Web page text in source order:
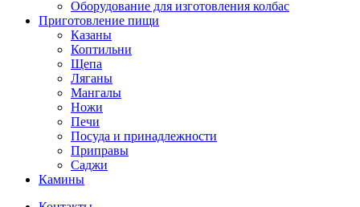
Оборудование для изготовления колбас
Приготовление пищи
Казаны
Коптильни
Щепа
Ляганы
Мангалы
Ножи
Печи
Посуда и принадлежности
Приправы
Саджи
Камины